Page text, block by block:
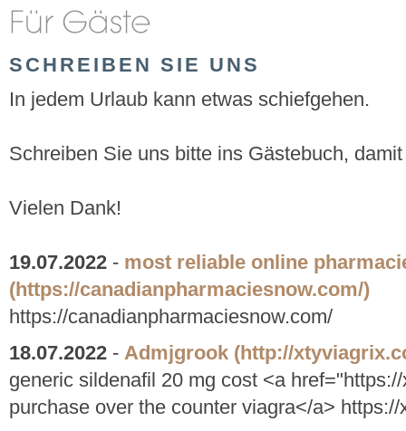
SCHREIBEN SIE UNS
In jedem Urlaub kann etwas schiefgehen.
Schreiben Sie uns bitte ins Gästebuch,
Vielen Dank!
19.07.2022 - most reliable online
(https://canadianpharmaciesnow.com/)
https://canadianpharmaciesnow.com/
18.07.2022 - Admjgrook (http://
generic sildenafil 20 mg cost <a
purchase over the counter viagra</a>